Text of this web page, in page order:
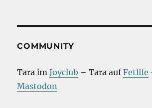
COMMUNITY
Tara imJoyclub – Tara aufFetlife
Mastodon